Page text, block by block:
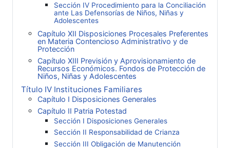
Sección IV Procedimiento para la Conciliación
ante Las Defensorías de Niños, Niñas y
Adolescentes
Capítulo XII Disposiciones Procesales Preferentes
en Materia Contencioso Administrativo y de
Protección
Capítulo XIII Previsión y Aprovisionamiento de
Recursos Económicos. Fondos de Protección de
Niños, Niñas y Adolescentes
Título IV Instituciones Familiares
Capítulo I Disposiciones Generales
Capítulo II Patria Potestad
Sección I Disposiciones Generales
Sección II Responsabilidad de Crianza
Sección III Obligación de Manutención